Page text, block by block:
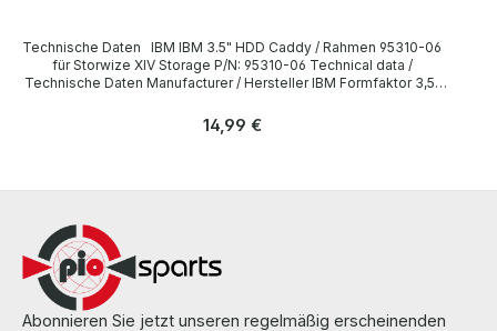
Technische Daten IBM IBM 3.5" HDD Caddy / Rahmen 95310-06
für Storwize XIV Storage P/N: 95310-06 Technical data /
Technische Daten Manufacturer / Hersteller IBM Formfaktor 3,5"
und Details finden Sie auf den Seiten des Herstellers.
Regulärer Preis:
14,99 €
Abonnieren Sie jetzt unseren regelmäßig erscheinenden